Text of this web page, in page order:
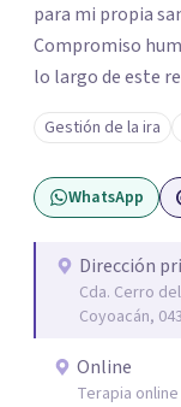
para mi propia
Compromiso humano. Toda la experiencia
lo largo de este
una forma de
certeza de quien
el mando de mi
pacientes en un
Gestión de la ira
WhatsApp
Dirección
Cda. Cerro
Coyoacán,
Online
Terapia online